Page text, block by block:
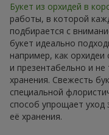
Букет из орхидей в
работы, в которой
подбирается с
букет идеально
например, как
и презентабельно и
хранения. Свежесть
специальной
способ упрощает уход
её хранения.